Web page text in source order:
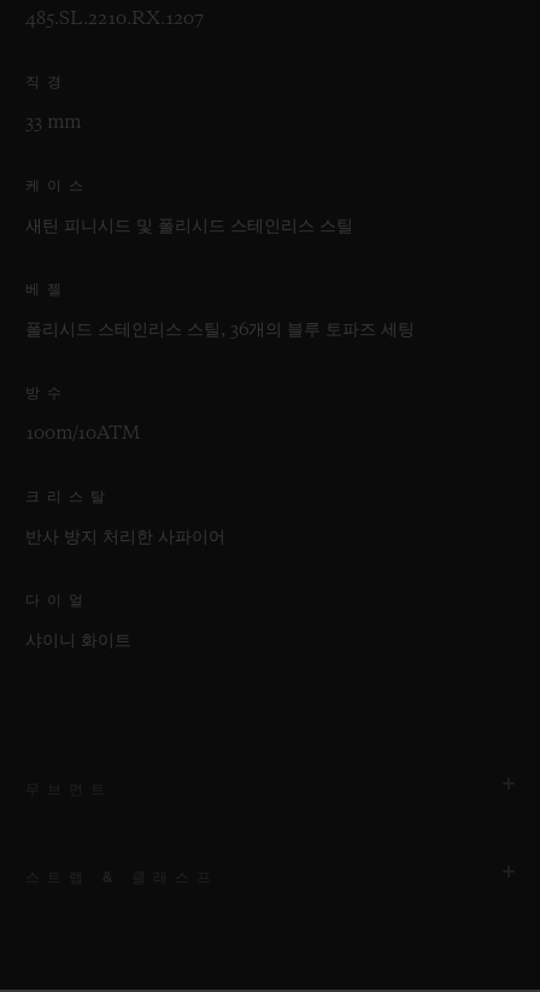
485.SL.2210.RX.1207
직경
33 mm
케이스
새틴 피니시드 및 폴리시드 스테인리스 스틸
베젤
폴리시드 스테인리스 스틸, 36개의 블루 토파즈 세팅
방수
100m/10ATM
크리스탈
반사 방지 처리한 사파이어
다이얼
샤이니 화이트